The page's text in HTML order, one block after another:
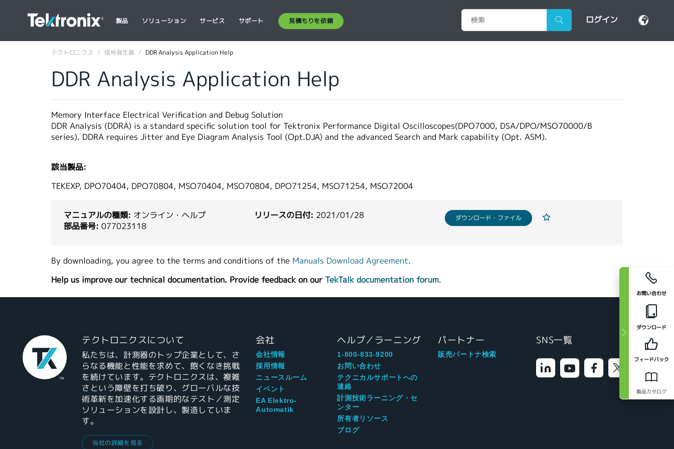
製品 ソリューション サービス サポート 見積もりを依頼 ログイン
お問い合わせ
ダウンロード
フィードバック
製品カタログ
テクトロニクス 信号発生器 DDR Analysis Application Help
DDR Analysis Application Help
Memory Interface Electrical Verification and Debug Solution
DDR Analysis (DDRA) is a standard specific solution tool for Tektronix Performance Digital Oscilloscopes(DPO7000, DSA/DPO/MSO70000/B
series). DDRA requires Jitter and Eye Diagram Analysis Tool (Opt.DJA) and the advanced Search and Mark capability (Opt. ASM).
該当製品:
TEKEXP, DPO70404, DPO70804, MSO70404, MSO70804, DPO71254, MSO71254, MSO72004
マニュアルの種類: オンライン・ヘルプ
部品番号: 077023118
リリースの日付: 2021/01/28 ダウンロード・ファイル
By downloading, you agree to the terms and conditions of the Manuals Download Agreement.
Help us improve our technical documentation. Provide feedback on our TekTalk documentation forum.
テクトロニクスについて
私たちは、計測器のトップ企業として、さ
らなる機能と性能を求めて、飽くなき挑戦
を続けています。テクトロニクスは、複雑
さという障壁を打ち破り、グローバルな技
術革新を加速化する画期的なテスト／測定
ソリューションを設計し、製造していま
す。
当社の詳細を見る
会社
会社情報
採用情報
ニュースルーム
イベント
EA Elektro-
Automatik
ヘルプ／ラーニング
1-800-833-9200
お問い合わせ
テクニカルサポートへの
連絡
計測技術ラーニング・セ
ンター
所有者リソース
ブログ
パートナー
販売パートナ検索
SNS一覧